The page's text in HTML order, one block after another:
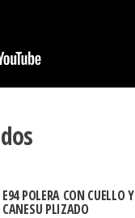
E94 POLERA CON CUELLO Y
CANESU PLIZADO